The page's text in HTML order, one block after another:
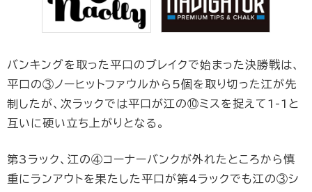
バンキングを取った平口のブレイクで始まった決勝戦は、
平口の③ノーヒットファウルから5個を取り切った江が先
制したが、次ラックでは平口が江の⑩ミスを捉えて1-1と
互いに硬い立ち上がりとなる。
第3ラック、江の④コーナーバンクが外れたところから慎
重にランアウトを果たした平口が第4ラックでも江の③シ